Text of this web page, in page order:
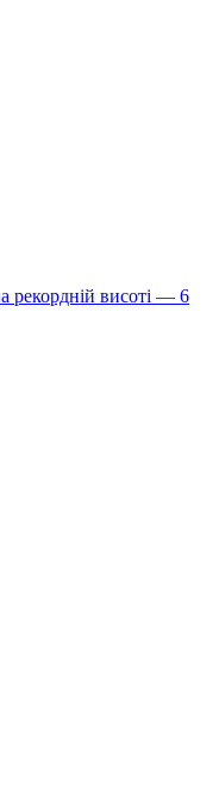
рекордній висоті — 6